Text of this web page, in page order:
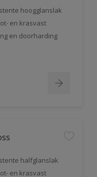
hoogglanslak
en krasvast
en doorharding
halfglanslak
en krasvast